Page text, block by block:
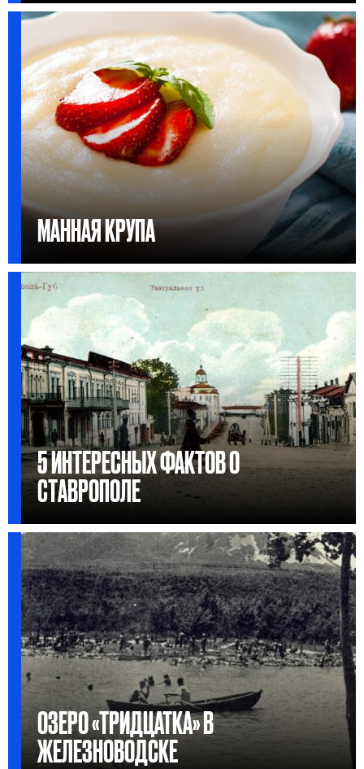
МАННАЯ КРУПА
5 ИНТЕРЕСНЫХ ФАКТОВ О
СТАВРОПОЛЕ
ОЗЕРО «ТРИДЦАТКА» В
ЖЕЛЕЗНОВОДСКЕ
Я ИЩУ: